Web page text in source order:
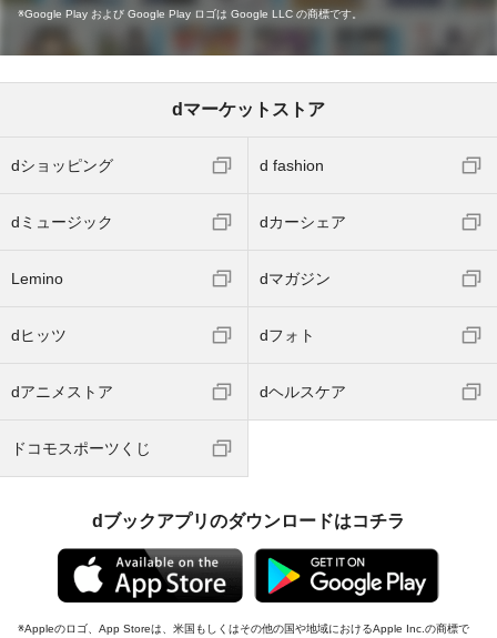
Google Play および Google Play ロゴは Google LLC の商標です。
dマーケットストア
dショッピング d fashion
dミュージック dカーシェア
Lemino dマガジン
dヒッツ dフォト
dアニメストア dヘルスケア
ドコモスポーツくじ
dブックアプリのダウンロードはコチラ
Appleのロゴ、App Storeは、米国もしくはその他の国や地域におけるApple Inc.の商標で